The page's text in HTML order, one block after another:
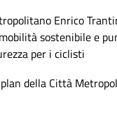
Enrico
sostenibile e
per i ciclisti
della Città